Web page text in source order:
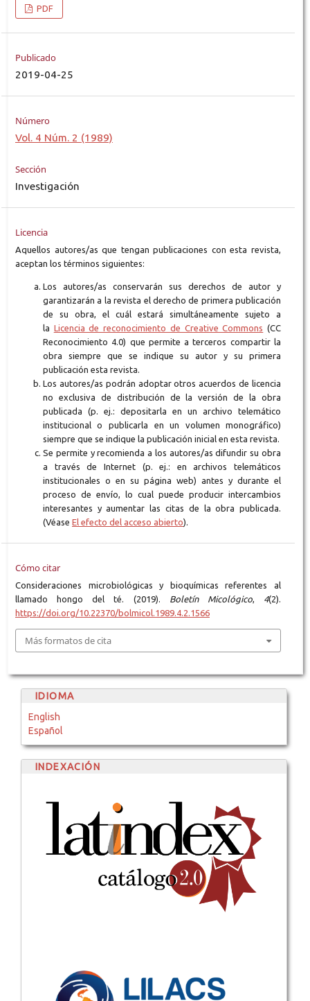
PDF
Publicado
2019-04-25
Número
Vol. 4 Núm. 2 (1989)
Sección
Investigación
Licencia
Aquellos autores/as que tengan publicaciones con esta revista,
aceptan los términos siguientes:
Los autores/as conservarán sus derechos de autor y
garantizarán a la revista el derecho de primera publicación
de su obra, el cuál estará simultáneamente sujeto a
la Licencia de reconocimiento de Creative Commons (CC
Reconocimiento 4.0) que permite a terceros compartir la
obra siempre que se indique su autor y su primera
publicación esta revista.
Los autores/as podrán adoptar otros acuerdos de licencia
no exclusiva de distribución de la versión de la obra
publicada (p. ej.: depositarla en un archivo telemático
institucional o publicarla en un volumen monográfico)
siempre que se indique la publicación inicial en esta revista.
Se permite y recomienda a los autores/as difundir su obra
a través de Internet (p. ej.: en archivos telemáticos
institucionales o en su página web) antes y durante el
proceso de envío, lo cual puede producir intercambios
interesantes y aumentar las citas de la obra publicada.
(Véase El efecto del acceso abierto).
Cómo citar
Consideraciones microbiológicas y bioquímicas referentes al
llamado hongo del té. (2019). Boletín Micológico, 4(2).
https://doi.org/10.22370/bolmicol.1989.4.2.1566
Más formatos de cita
IDIOMA
English
Español
INDEXACIÓN